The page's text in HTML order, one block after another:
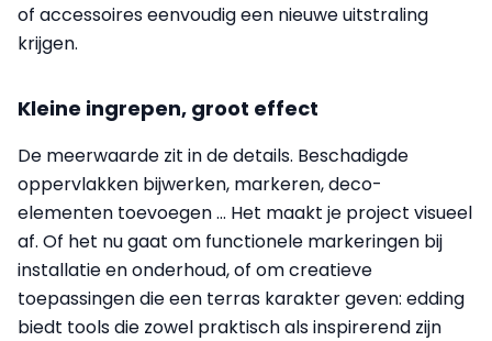
of accessoires eenvoudig een nieuwe uitstraling
krijgen.
Kleine ingrepen, groot effect
De meerwaarde zit in de details. Beschadigde
oppervlakken bijwerken, markeren, deco-
elementen toevoegen ... Het maakt je project visueel
af. Of het nu gaat om functionele markeringen bij
installatie en onderhoud, of om creatieve
toepassingen die een terras karakter geven: edding
biedt tools die zowel praktisch als inspirerend zijn